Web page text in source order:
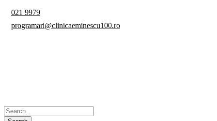
021 9979
programari@clinicaeminescu100.ro